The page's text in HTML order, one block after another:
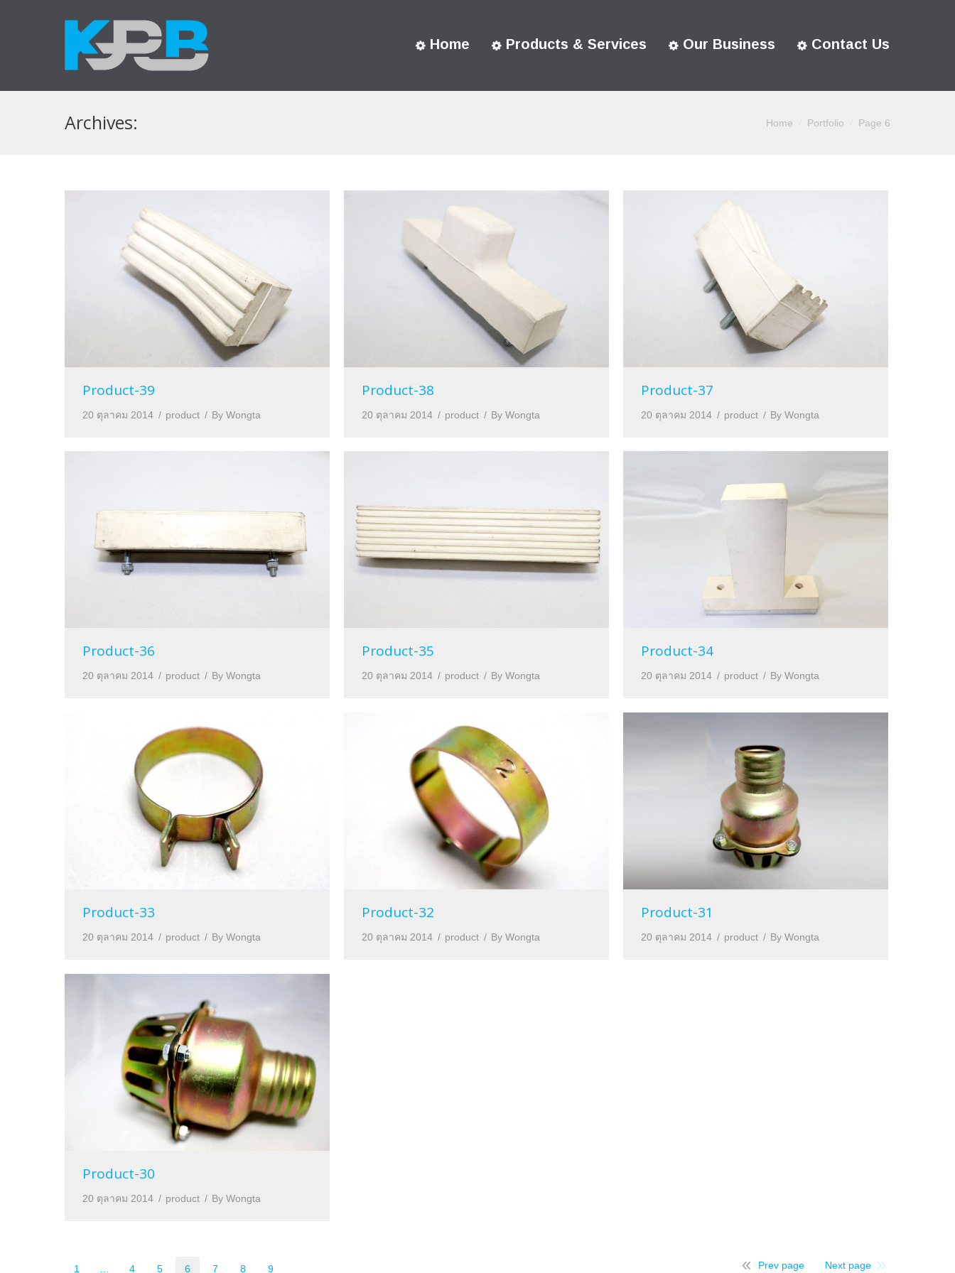
Home Products & Services Our Business Contact Us
Archives: Home Portfolio Page 6
Product-39
20 ตุลาคม 2014 product By Wongta
Product-38
20 ตุลาคม 2014 product By Wongta
Product-37
20 ตุลาคม 2014 product By Wongta
Product-36
20 ตุลาคม 2014 product By Wongta
Product-35
20 ตุลาคม 2014 product By Wongta
Product-34
20 ตุลาคม 2014 product By Wongta
Product-33
20 ตุลาคม 2014 product By Wongta
Product-32
20 ตุลาคม 2014 product By Wongta
Product-31
20 ตุลาคม 2014 product By Wongta
Product-30
20 ตุลาคม 2014 product By Wongta
1 … 4 5 6 7 8 9 Prev page Next page